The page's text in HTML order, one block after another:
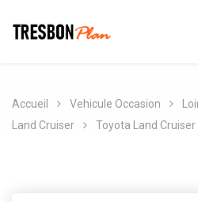
Accueil Vehicule Occasion
Land Cruiser
Toyota Land Cruiser